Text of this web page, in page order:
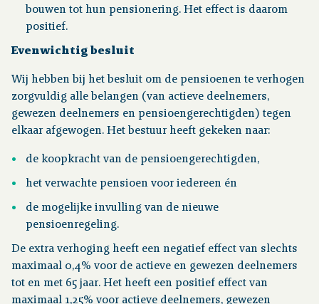
bouwen tot hun pensionering. Het effect is daarom
positief.
Evenwichtig besluit
Wij hebben bij het besluit om de pensioenen te verhogen
zorgvuldig alle belangen (van actieve deelnemers,
gewezen deelnemers en pensioengerechtigden) tegen
elkaar afgewogen. Het bestuur heeft gekeken naar:
de koopkracht van de pensioengerechtigden,
het verwachte pensioen voor iedereen én
de mogelijke invulling van de nieuwe
pensioenregeling.
De extra verhoging heeft een negatief effect van slechts
maximaal 0,4% voor de actieve en gewezen deelnemers
tot en met 65 jaar. Het heeft een positief effect van
maximaal 1,25% voor actieve deelnemers, gewezen